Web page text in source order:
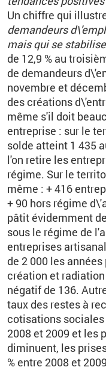
Un chiffre qui
demandeurs
mais qui se
de 12,9 % au
de demandeurs
novembre et
des créations
même s'il doit
entreprise : sur le
solde atteint 1 435
l'on retire les
régime. Sur le
même : + 416
+ 90 hors régime
pâtit évidemment
sous le régime de
entreprises
de 2 000 les
création et
négatif de 136.
taux des restes à
cotisations sociales
2008 et 2009 et les
diminuent, les
% entre 2008 et